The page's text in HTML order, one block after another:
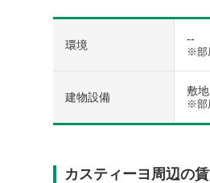
環境 --
※部
建物設備 敷
※部
カスティーヨ周辺の